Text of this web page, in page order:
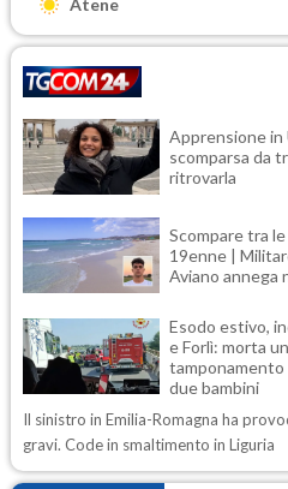
Atene
Apprensione in
scomparsa da
ritrovarla
Scompare tra
19enne |
Aviano annega
Esodo estivo,
e Forlì: morta
due bambini
Il sinistro in Emilia-Romagna ha
gravi. Code in smaltimento in Liguria